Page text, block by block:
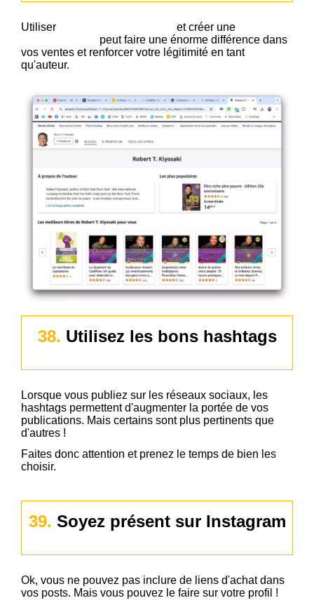
Utiliser et créer une
peut faire une énorme différence dans
vos ventes et renforcer votre légitimité en tant
qu'auteur.
38. Utilisez les bons hashtags
Lorsque vous publiez sur les réseaux sociaux, les
hashtags permettent d'augmenter la portée de vos
publications. Mais certains sont plus pertinents que
d'autres !
Faites donc attention et prenez le temps de bien les
choisir.
39. Soyez présent sur Instagram
Ok, vous ne pouvez pas inclure de liens d'achat dans
vos posts. Mais vous pouvez le faire sur votre profil !